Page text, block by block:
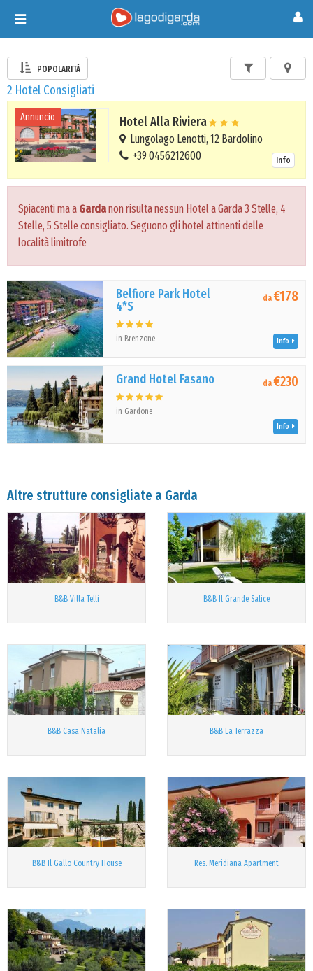
Toggle
navigation
POPOLARITÀ
2 Hotel Consigliati
Annuncio Hotel Alla Riviera
Lungolago Lenotti, 12 Bardolino
+39 0456212600
Info
Spiacenti ma a Gardanon risulta nessun Hotel a Garda 3 Stelle, 4
Stelle, 5 Stelle consigliato. Seguono gli hotel attinenti delle
località limitrofe
Belfiore Park Hotel
4*S
in Brenzone
da€178
Info
Grand Hotel Fasano
in Gardone
da€230
Info
Altre strutture consigliate a Garda
B&B Villa Telli B&B Il Grande Salice
B&B Casa Natalia B&B La Terrazza
B&B Il Gallo Country House Res. Meridiana Apartment